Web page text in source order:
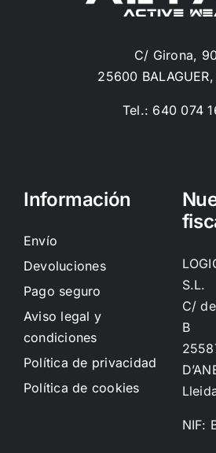
C/ Girona,
25600
Tel.: 640 074
Información
Envío
Devoluciones
Pago seguro
Aviso legal y
condiciones
Política de privacidad
Política de cookies
S.L.
C/
B
NIF: